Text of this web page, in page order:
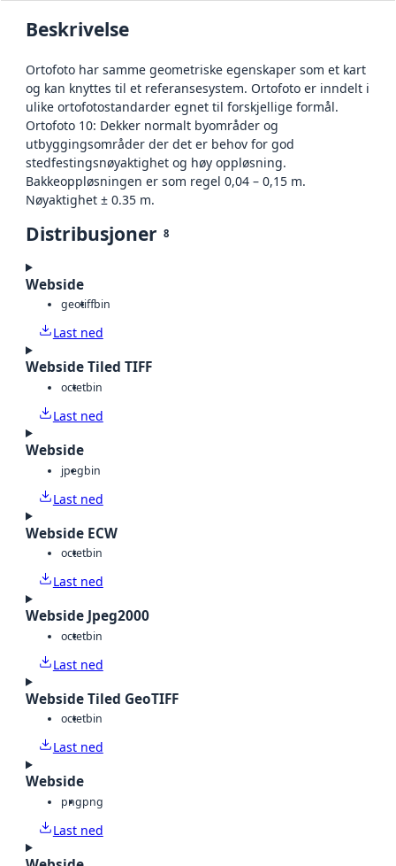
Beskrivelse
Ortofoto har samme geometriske egenskaper som et kart
og kan knyttes til et referansesystem. Ortofoto er inndelt i
ulike ortofotostandarder egnet til forskjellige formål.
Ortofoto 10: Dekker normalt byområder og
utbyggingsområder der det er behov for god
stedfestingsnøyaktighet og høy oppløsning.
Bakkeoppløsningen er som regel 0,04 – 0,15 m.
Nøyaktighet ± 0.35 m.
Distribusjoner 8
Webside
geotiffbin
Last ned
Webside Tiled TIFF
octetbin
Last ned
Webside
jpegbin
Last ned
Webside ECW
octetbin
Last ned
Webside Jpeg2000
octetbin
Last ned
Webside Tiled GeoTIFF
octetbin
Last ned
Webside
pngpng
Last ned